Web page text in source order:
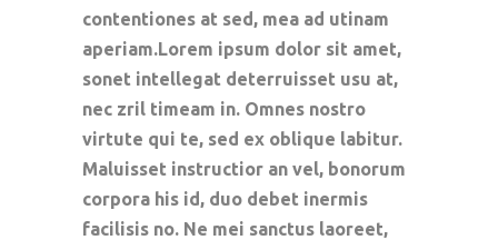
contentiones at sed, mea ad utinam
aperiam.Lorem ipsum dolor sit amet,
sonet intellegat deterruisset usu at,
nec zril timeam in. Omnes nostro
virtute qui te, sed ex oblique labitur.
Maluisset instructior an vel, bonorum
corpora his id, duo debet inermis
facilisis no. Ne mei sanctus laoreet,